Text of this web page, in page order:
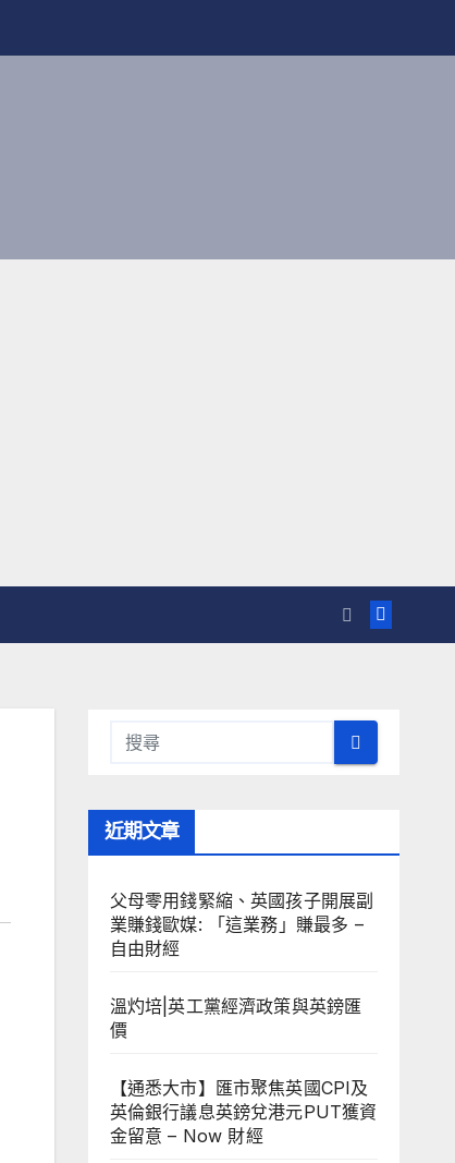
近期文章
父母零用錢緊縮、英國孩子開展副
業賺錢歐媒: 「這業務」賺最多 –
自由財經
溫灼培|英工黨經濟政策與英鎊匯
價
【通悉大市】匯市聚焦英國CPI及
英倫銀行議息英鎊兌港元PUT獲資
金留意 – Now 財經